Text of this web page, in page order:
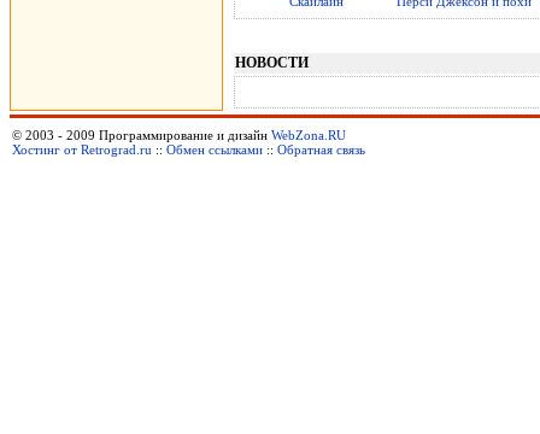
НОВОСТИ
© 2003 - 2009 Программирование и дизайн WebZona.RU
Хостинг от Retrograd.ru :: Обмен ссылками :: Обратная связь